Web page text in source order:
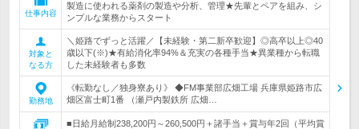
仕事内容
製造に使われる薬剤の製造や分析、管理★先輩とペアを組み、シ
ンプルな業務からスタート
対象と
なる方
＼姫路でずっと活躍／【未経験・第二新卒歓迎】◎高卒以上◎40
歳以下(※)★有給消化率94%＆充実の各種手当★異業種から転職
した未経験者も多数
勤務地
《転勤なし／独身寮あり》 ◆FM事業部広畑工場 兵庫県姫路市広
畑区富士町1番 （瀬戸内製鉄所 広畑…
■日給月給制238,200円～260,500円＋諸手当＋賞与年2回（平均賞